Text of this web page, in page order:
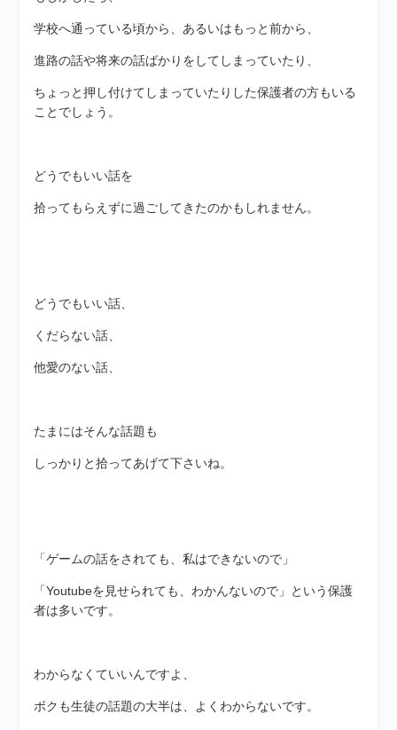
学校へ通っている頃から、あるいはもっと前から、
進路の話や将来の話ばかりをしてしまっていたり、
ちょっと押し付けてしまっていたりした保護者の方もいる
ことでしょう。
どうでもいい話を
拾ってもらえずに過ごしてきたのかもしれません。
どうでもいい話、
くだらない話、
他愛のない話、
たまにはそんな話題も
しっかりと拾ってあげて下さいね。
「ゲームの話をされても、私はできないので」
「Youtubeを見せられても、わかんないので」という保護
者は多いです。
わからなくていいんですよ、
ボクも生徒の話題の大半は、よくわからないです。